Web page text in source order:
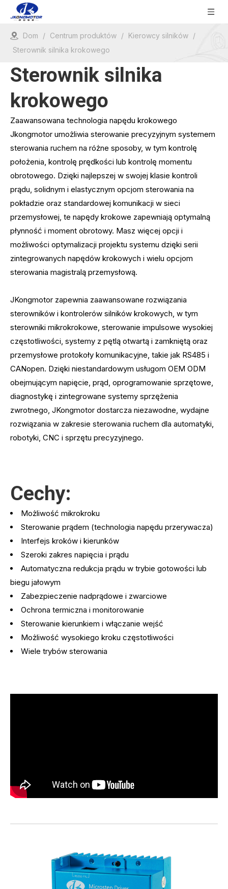
Dom / Centrum produktów / Kierowcy silników /
Sterownik silnika krokowego
Sterownik silnika
krokowego
Zaawansowana technologia napędu krokowego
Jkongmotor umożliwia sterowanie precyzyjnym systemem
sterowania ruchem na różne sposoby, w tym kontrolę
położenia, kontrolę prędkości lub kontrolę momentu
obrotowego. Dzięki najlepszej w swojej klasie kontroli
prądu, solidnym i elastycznym opcjom sterowania na
pokładzie oraz standardowej komunikacji w sieci
przemysłowej, te napędy krokowe zapewniają optymalną
płynność i moment obrotowy. Masz więcej opcji i
możliwości optymalizacji projektu systemu dzięki serii
zintegrowanych napędów krokowych i wielu opcjom
sterowania magistralą przemysłową.
JKongmotor zapewnia zaawansowane rozwiązania
sterowników i kontrolerów silników krokowych, w tym
sterowniki mikrokrokowe, sterowanie impulsowe wysokiej
częstotliwości, systemy z pętlą otwartą i zamkniętą oraz
przemysłowe protokoły komunikacyjne, takie jak RS485 i
CANopen. Dzięki niestandardowym usługom OEM ODM
obejmującym napięcie, prąd, oprogramowanie sprzętowe,
diagnostykę i zintegrowane systemy sprzężenia
zwrotnego, JKongmotor dostarcza niezawodne, wydajne
rozwiązania w zakresie sterowania ruchem dla automatyki,
robotyki, CNC i sprzętu precyzyjnego.
Cechy:
Możliwość mikrokroku
Sterowanie prądem (technologia napędu przerywacza)
Interfejs kroków i kierunków
Szeroki zakres napięcia i prądu
Automatyczna redukcja prądu w trybie gotowości lub
biegu jałowym
Zabezpieczenie nadprądowe i zwarciowe
Ochrona termiczna i monitorowanie
Sterowanie kierunkiem i włączanie wejść
Możliwość wysokiego kroku częstotliwości
Wiele trybów sterowania